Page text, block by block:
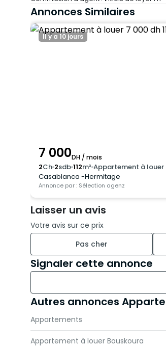
Annonces Similaires
Il y a 10 jours
7 000DH / mois
2Ch 2sdb 112m² Appartement à louer
Casablanca -Hermitage
Annonce par : Sélection agenz
Laisser un avis
Votre avis sur ce prix
Pas cher
Signaler cette annonce
Autres annonces
Appartements
Appartement à louer Bouskoura